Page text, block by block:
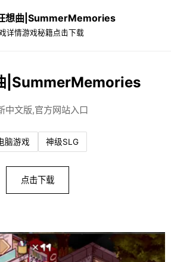
想曲|SummerMemories
详情游戏秘籍点击下载
|SummerMemories
中文版,官方网站入口
脑游戏 神级SLG
点击下载